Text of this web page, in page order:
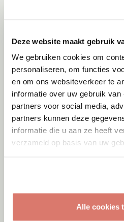
Deze website maakt gebruik
We gebruiken cookies om
personaliseren, om functies
en om ons websiteverkeer te
informatie over uw gebruik
partners voor social media,
partners kunnen deze
informatie die u aan ze heeft
verzameld op basis van uw
Alle cookies
Adoptie07-08-2026
Cyka
Onesti